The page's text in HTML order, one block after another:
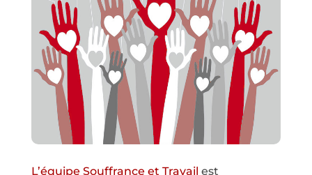
L’équipe Souffrance et Travail est